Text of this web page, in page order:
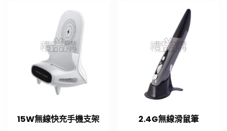
15W無線快充手機支架 2.4G無線滑鼠筆